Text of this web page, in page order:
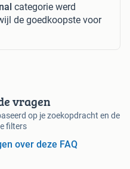
categorie werd
de goedkoopste voor
vragen
op je zoekopdracht en de
filters
over deze FAQ